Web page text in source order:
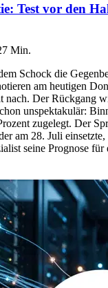
Test vor den
Min.
Schock die
am heutigen
nach. Der Rückgang
unspektakulär:
zugelegt. Der
am 28. Juli einsetzte,
seine Prognose